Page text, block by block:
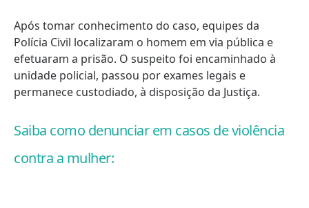
Após tomar conhecimento do caso, equipes da
Polícia Civil localizaram o homem em via pública e
efetuaram a prisão. O suspeito foi encaminhado à
unidade policial, passou por exames legais e
permanece custodiado, à disposição da Justiça.
Saiba como denunciar em casos de violência
contra a mulher: